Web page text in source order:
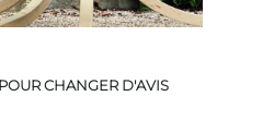
CHANGER D'AVIS